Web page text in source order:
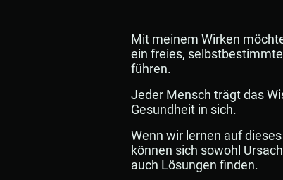
Mit meinem Wirken
ein freies,
führen.
Jeder Mensch trägt das
Gesundheit in sich.
Wenn wir lernen auf
können sich sowohl
auch Lösungen finden.